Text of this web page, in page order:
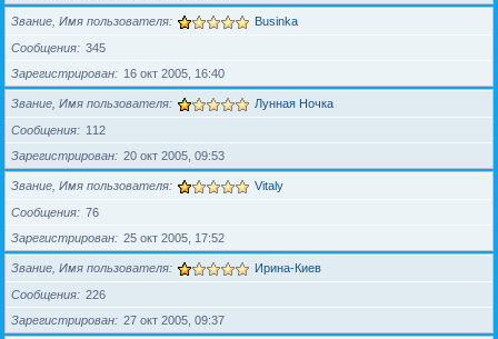
Звание, Имя пользователя Businka
Сообщения
345
Зарегистрирован
16 окт 2005, 16:40
Звание, Имя пользователя Лунная Ночка
Сообщения
112
Зарегистрирован
20 окт 2005, 09:53
Звание, Имя пользователя Vitaly
Сообщения
76
Зарегистрирован
25 окт 2005, 17:52
Звание, Имя пользователя Ирина-Киев
Сообщения
226
Зарегистрирован
27 окт 2005, 09:37